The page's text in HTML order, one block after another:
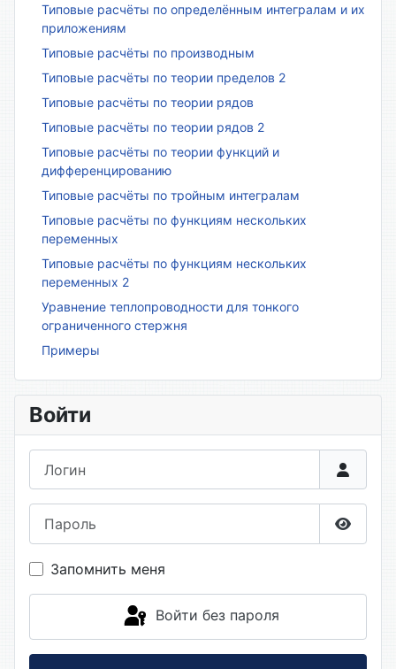
Типовые расчёты по определённым интегралам и их
приложениям
Типовые расчёты по производным
Типовые расчёты по теории пределов 2
Типовые расчёты по теории рядов
Типовые расчёты по теории рядов 2
Типовые расчёты по теории функций и
дифференцированию
Типовые расчёты по тройным интегралам
Типовые расчёты по функциям нескольких
переменных
Типовые расчёты по функциям нескольких
переменных 2
Уравнение теплопроводности для тонкого
ограниченного стержня
Примеры
Войти
Запомнить меня
Войти без пароля